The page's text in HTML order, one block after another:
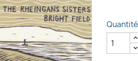
Quantité